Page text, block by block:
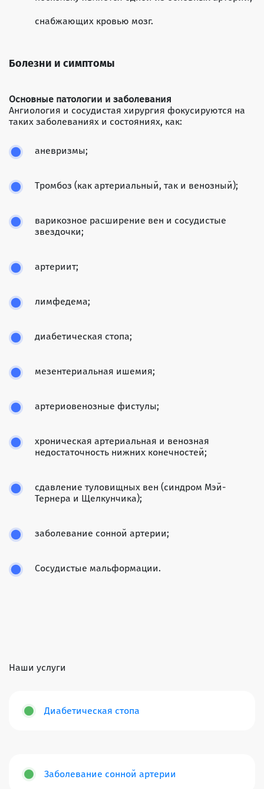
снабжающих кровью мозг.
Болезни и симптомы
Основные патологии и заболевания
Ангиология и сосудистая хирургия фокусируются на
таких заболеваниях и состояниях, как:
аневризмы;
Тромбоз (как артериальный, так и венозный);
варикозное расширение вен и сосудистые
звездочки;
артериит;
лимфедема;
диабетическая стопа;
мезентериальная ишемия;
артериовенозные фистулы;
хроническая артериальная и венозная
недостаточность нижних конечностей;
сдавление туловищных вен (синдром Мэй-
Тернера и Щелкунчика);
заболевание сонной артерии;
Сосудистые мальформации.
Наши услуги
Диабетическая стопа
Заболевание сонной артерии